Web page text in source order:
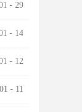
- 29
- 14
- 12
01 - 11